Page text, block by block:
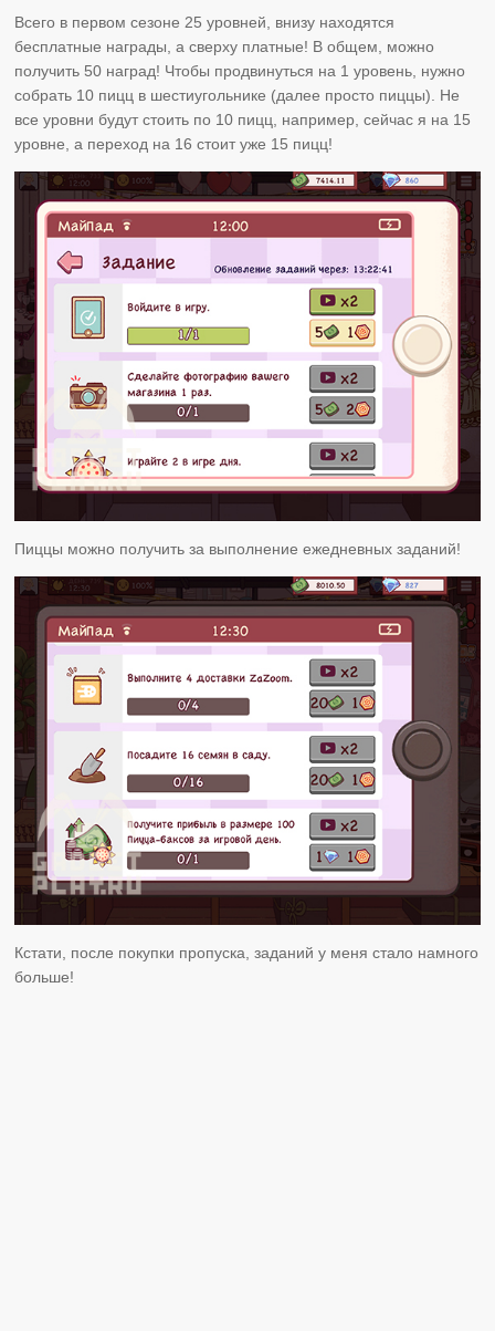
Всего в первом сезоне 25 уровней, внизу находятся
бесплатные награды, а сверху платные! В общем, можно
получить 50 наград! Чтобы продвинуться на 1 уровень, нужно
собрать 10 пицц в шестиугольнике (далее просто пиццы). Не
все уровни будут стоить по 10 пицц, например, сейчас я на 15
уровне, а переход на 16 стоит уже 15 пицц!
Пиццы можно получить за выполнение ежедневных заданий!
Кстати, после покупки пропуска, заданий у меня стало намного
больше!